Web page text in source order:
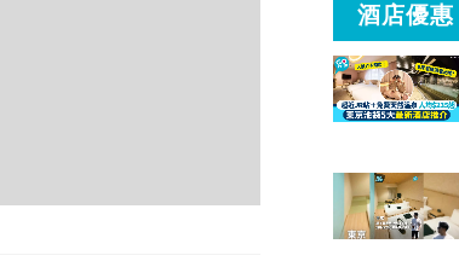
酒店優惠